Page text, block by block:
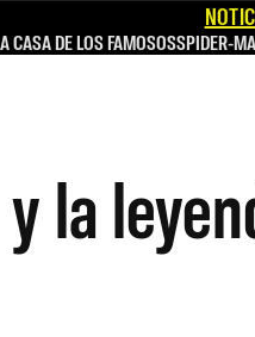
CASA DE LOS FAMOSOSSPIDER-
la